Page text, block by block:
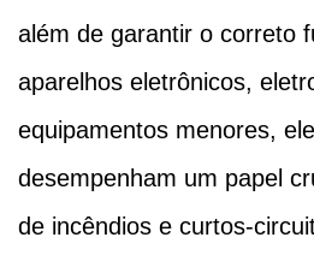
além de garantir o correto
aparelhos eletrônicos,
equipamentos menores,
desempenham um papel
de incêndios e curtos-